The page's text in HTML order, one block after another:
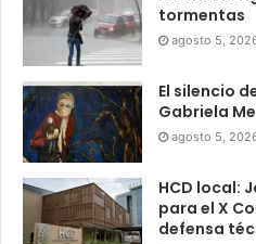
tormentas
agosto 5,
El silencio
Gabriela
agosto 5,
HCD local:
para el X
defensa